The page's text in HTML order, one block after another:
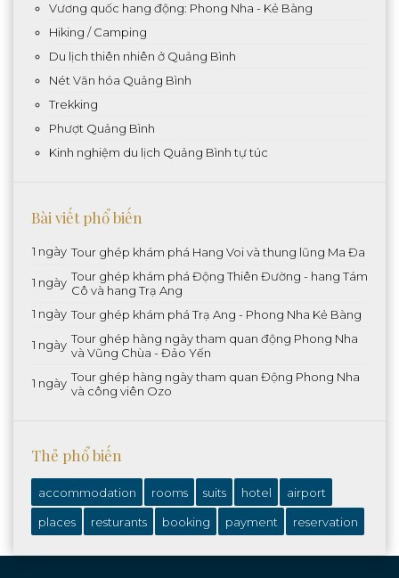
Vương quốc hang động: Phong Nha - Kẻ Bàng
Hiking / Camping
Du lịch thiên nhiên ở Quảng Bình
Nét Văn hóa Quảng Bình
Trekking
Phượt Quảng Bình
Kinh nghiệm du lịch Quảng Bình tự túc
Bài viết phổ biến
1 ngày Tour ghép khám phá Hang Voi và thung lũng Ma Đa
1 ngày Tour ghép khám phá Động Thiên Đường - hang Tám
Cô và hang Trạ Ang
1 ngày Tour ghép khám phá Trạ Ang - Phong Nha Kẻ Bàng
1 ngày Tour ghép hàng ngày tham quan động Phong Nha
và Vũng Chùa - Đảo Yến
1 ngày Tour ghép hàng ngày tham quan Động Phong Nha
và công viên Ozo
Thẻ phổ biến
accommodation rooms suits hotel airport
places resturants booking payment reservation